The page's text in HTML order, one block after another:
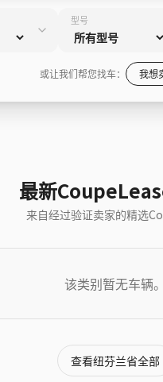
型号
或让我们帮您找车： 我想
最新
来自经过验证卖家的精选
该类别暂无车辆。
查看纽芬兰省全部